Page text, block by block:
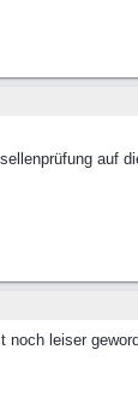
auf
noch leiser